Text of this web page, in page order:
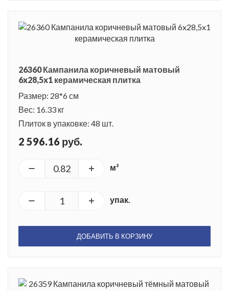
26360 Кампанила коричневый матовый
6x28,5x1 керамическая плитка
Размер: 28*6 см
Вес: 16.33 кг
Плиток в упаковке: 48 шт.
2 596.16 руб.
м²
упак.
ДОБАВИТЬ В КОРЗИНУ